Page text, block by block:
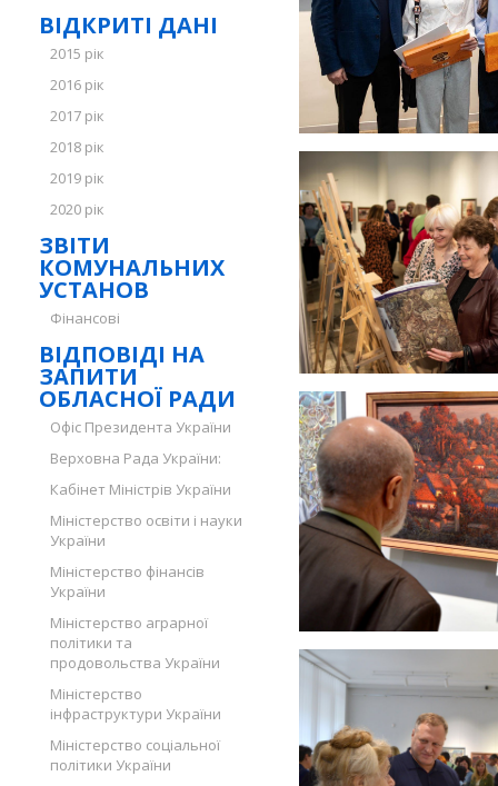
ВІДКРИТІ ДАНІ
2015 рік
2016 рік
2017 рік
2018 рік
2019 рік
2020 рік
ЗВІТИ
КОМУНАЛЬНИХ
УСТАНОВ
Фінансові
ВІДПОВІДІ НА
ЗАПИТИ
ОБЛАСНОЇ РАДИ
Офіс Президента України
Верховна Рада України:
Кабінет Міністрів України
Міністерство освіти і науки
України
Міністерство фінансів
України
Міністерство аграрної
політики та
продовольства України
Міністерство
інфраструктури України
Міністерство соціальної
політики України